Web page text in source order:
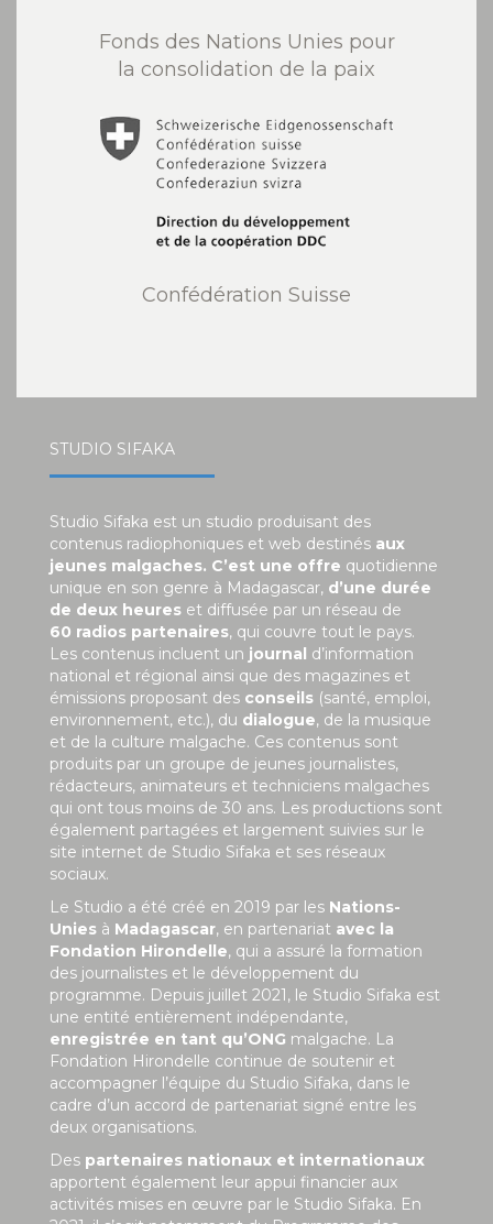
Fonds des Nations Unies pour
la consolidation de la paix
Confédération Suisse
STUDIO SIFAKA
Studio Sifaka est un studio produisant des
contenus radiophoniques et web destinés aux
jeunes malgaches. C’est une offre quotidienne
unique en son genre à Madagascar, d’une durée
de deux heures et diffusée par un réseau de
60 radios partenaires, qui couvre tout le pays.
Les contenus incluent un journal d’information
national et régional ainsi que des magazines et
émissions proposant des conseils (santé, emploi,
environnement, etc.), du dialogue, de la musique
et de la culture malgache. Ces contenus sont
produits par un groupe de jeunes journalistes,
rédacteurs, animateurs et techniciens malgaches
qui ont tous moins de 30 ans. Les productions sont
également partagées et largement suivies sur le
site internet de Studio Sifaka et ses réseaux
sociaux.
Le Studio a été créé en 2019 par les Nations-
Unies à Madagascar, en partenariat avec la
Fondation Hirondelle, qui a assuré la formation
des journalistes et le développement du
programme. Depuis juillet 2021, le Studio Sifaka est
une entité entièrement indépendante,
enregistrée en tant qu’ONG malgache. La
Fondation Hirondelle continue de soutenir et
accompagner l’équipe du Studio Sifaka, dans le
cadre d’un accord de partenariat signé entre les
deux organisations.
Des partenaires nationaux et internationaux
apportent également leur appui financier aux
activités mises en œuvre par le Studio Sifaka. En